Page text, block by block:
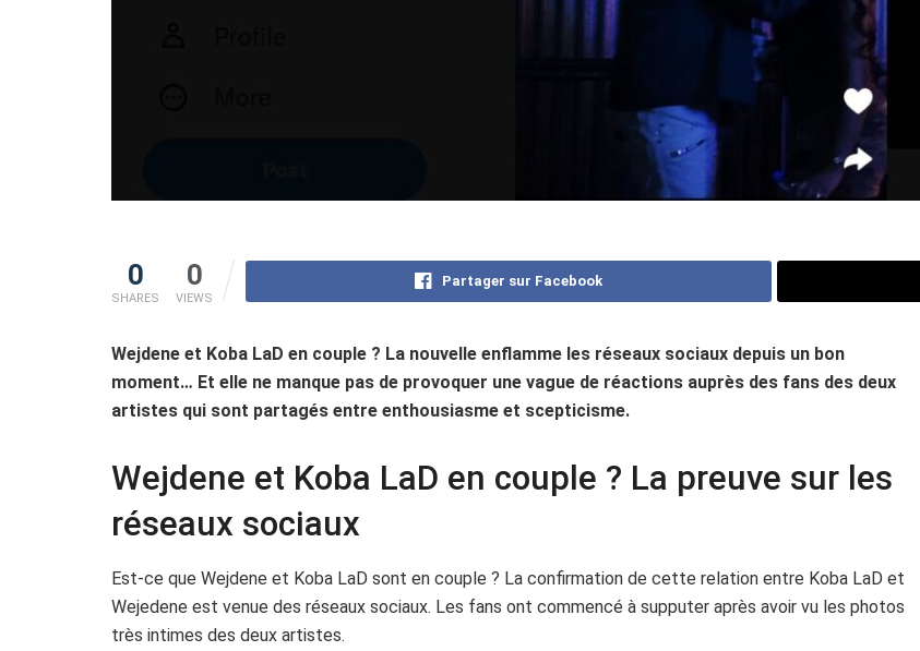
0
SHARES
0
VIEWS
Partager sur Facebook
Wejdene et Koba LaD en couple ? La nouvelle enflamme les réseaux sociaux depuis un bon
moment… Et elle ne manque pas de provoquer une vague de réactions auprès des fans des deux
artistes qui sont partagés entre enthousiasme et scepticisme.
Wejdene et Koba LaD en couple ? La preuve sur les
réseaux sociaux
Est-ce que Wejdene et Koba LaD sont en couple ? La confirmation de cette relation entre Koba LaD et
Wejedene est venue des réseaux sociaux. Les fans ont commencé à supputer après avoir vu les photos
très intimes des deux artistes.